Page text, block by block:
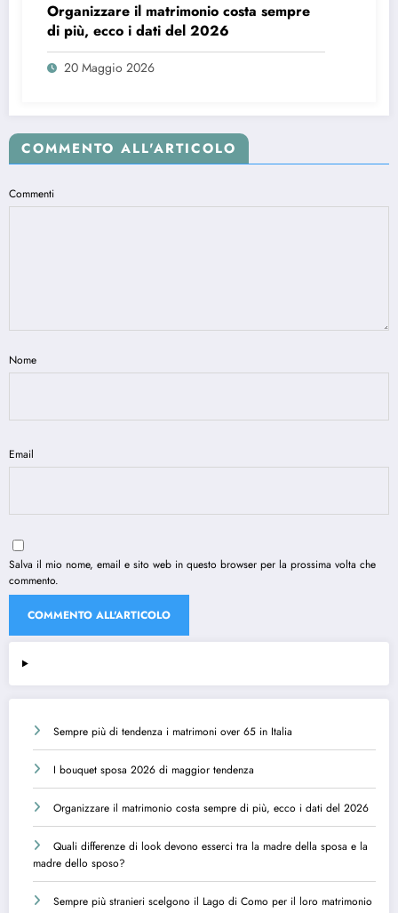
Organizzare il matrimonio costa sempre
di più, ecco i dati del 2026
20 Maggio 2026
COMMENTO ALL'ARTICOLO
Commenti
Nome
Email
Salva il mio nome, email e sito web in questo browser per la prossima volta che
commento.
Sempre più di tendenza i matrimoni over 65 in Italia
I bouquet sposa 2026 di maggior tendenza
Organizzare il matrimonio costa sempre di più, ecco i dati del 2026
Quali differenze di look devono esserci tra la madre della sposa e la
madre dello sposo?
Sempre più stranieri scelgono il Lago di Como per il loro matrimonio